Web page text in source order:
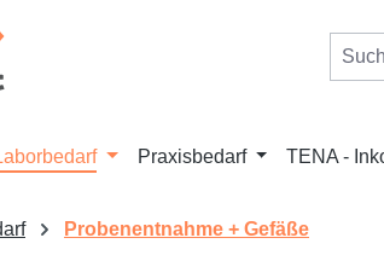
Praxisbedarf TENA -
Probenentnahme + Gefäße